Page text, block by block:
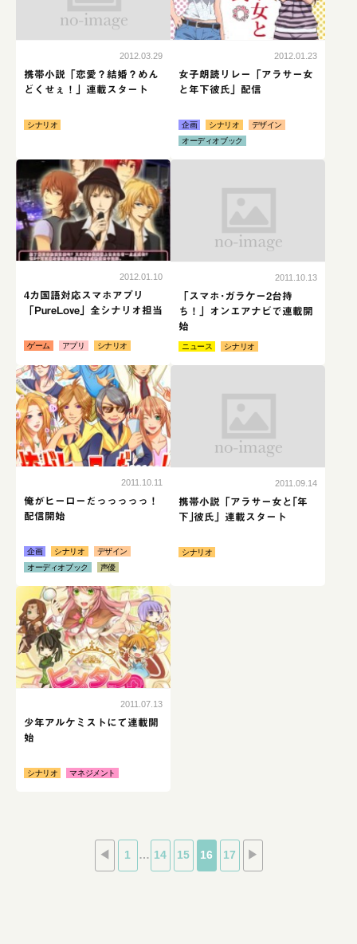
2012.03.29
携帯小説「恋愛？結婚？めん
どくせぇ！」連載スタート
シナリオ
2012.01.23
女子朗読リレー「アラサー女
と年下彼氏」配信
企画 シナリオ
デザイン
オーディオブック
2012.01.10
4カ国語対応スマホアプリ
「PureLove」全シナリオ担当
ゲーム アプリ シナリオ
2011.10.13
「スマホ･ガラケー2台持
ち！」オンエアナビで連載開
始
ニュース シナリオ
2011.10.11
俺がヒーローだっっっっっ！
配信開始
企画 シナリオ
デザイン
オーディオブック
声優
2011.09.14
携帯小説「アラサー女と｢年
下｣彼氏」連載スタート
シナリオ
2011.07.13
少年アルケミストにて連載開
始
シナリオ マネジメント
◀ 1 … 14 15 16 17 ▶